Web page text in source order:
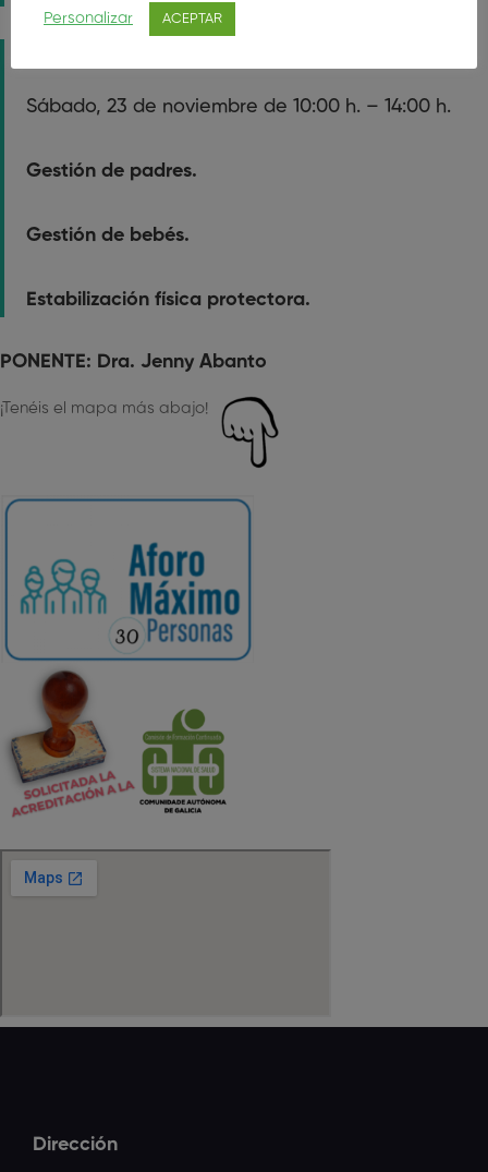
Sábado, 23 de noviembre de 10:00 h. – 14:00 h.
Gestión de padres.
Gestión de bebés.
Estabilización física protectora.
PONENTE: Dra. Jenny Abanto
¡Tenéis el mapa más abajo!
Dirección
Personalizar ACEPTAR